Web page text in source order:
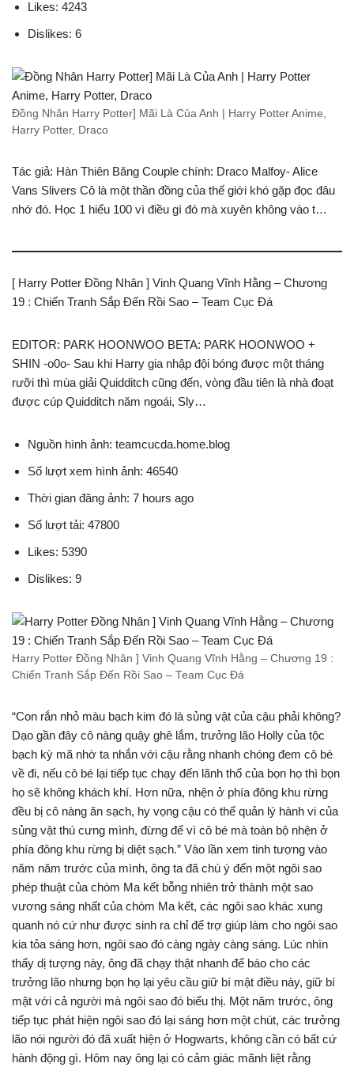
Likes: 4243
Dislikes: 6
Đồng Nhân Harry Potter] Mãi Là Của Anh | Harry Potter Anime,
Harry Potter, Draco
Tác giả: Hàn Thiên Băng Couple chính: Draco Malfoy- Alice
Vans Slivers Cô là một thần đồng của thế giới khó gặp đọc đâu
nhớ đó. Học 1 hiểu 100 vì điều gì đó mà xuyên không vào t…
[ Harry Potter Đồng Nhân ] Vinh Quang Vĩnh Hằng – Chương
19 : Chiến Tranh Sắp Đến Rồi Sao – Team Cục Đá
EDITOR: PARK HOONWOO BETA: PARK HOONWOO +
SHIN -o0o- Sau khi Harry gia nhập đội bóng được một tháng
rưỡi thì mùa giải Quidditch cũng đến, vòng đầu tiên là nhà đoạt
được cúp Quidditch năm ngoái, Sly…
Nguồn hình ảnh: teamcucda.home.blog
Số lượt xem hình ảnh: 46540
Thời gian đăng ảnh: 7 hours ago
Số lượt tải: 47800
Likes: 5390
Dislikes: 9
Harry Potter Đồng Nhân ] Vinh Quang Vĩnh Hằng – Chương 19 :
Chiến Tranh Sắp Đến Rồi Sao – Team Cục Đá
“Con rắn nhỏ màu bạch kim đó là sủng vật của cậu phải không?
Dạo gần đây cô nàng quậy ghê lắm, trưởng lão Holly của tộc
bạch kỳ mã nhờ ta nhắn với cậu rằng nhanh chóng đem cô bé
về đi, nếu cô bé lại tiếp tục chạy đến lãnh thổ của bọn họ thì bọn
họ sẽ không khách khí. Hơn nữa, nhện ở phía đông khu rừng
đều bị cô nàng ăn sạch, hy vọng cậu có thể quản lý hành vi của
sủng vật thú cưng mình, đừng để vì cô bé mà toàn bộ nhện ở
phía đông khu rừng bị diệt sạch.” Vào lần xem tinh tượng vào
năm năm trước của mình, ông ta đã chú ý đến một ngôi sao
phép thuật của chòm Ma kết bỗng nhiên trở thành một sao
vương sáng nhất của chòm Ma kết, các ngôi sao khác xung
quanh nó cứ như được sinh ra chỉ để trợ giúp làm cho ngôi sao
kia tỏa sáng hơn, ngôi sao đó càng ngày càng sáng. Lúc nhìn
thấy dị tượng này, ông đã chạy thật nhanh để báo cho các
trưởng lão nhưng bọn họ lại yêu cầu giữ bí mật điều này, giữ bí
mật với cả người mà ngôi sao đó biểu thị. Một năm trước, ông
tiếp tục phát hiện ngôi sao đó lại sáng hơn một chút, các trưởng
lão nói người đó đã xuất hiện ở Hogwarts, không cần có bất cứ
hành động gì. Hôm nay ông lại có cảm giác mãnh liệt rằng